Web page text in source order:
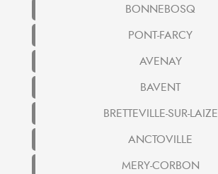
BONNEBOSQ
PONT-FARCY
AVENAY
BAVENT
BRETTEVILLE-SUR-LAIZE
ANCTOVILLE
MERY-CORBON